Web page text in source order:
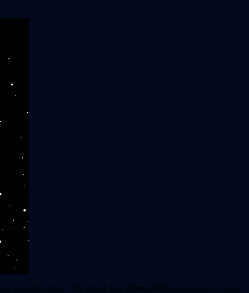
episodio número VIII titulado Los últimos Jedis se estrena en los cines